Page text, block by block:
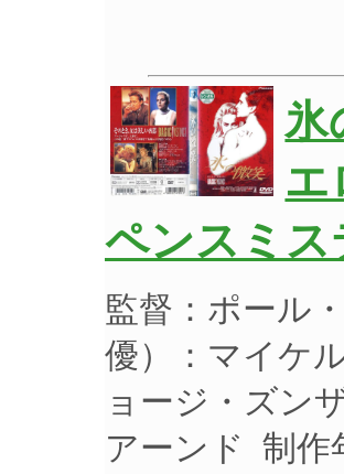
氷
エ
ペンスミス
監督：ポール
優）：マイケ
ョージ・ズン
アーンド 制作